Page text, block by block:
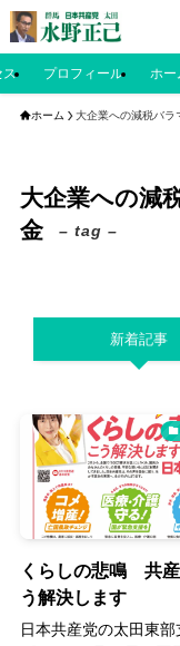
ス プロフィール ホー
ホーム 大企業への減税バラ
大企業への減
金
– tag –
新着記事
くらしの悲鳴 共産
う解決します
日本共産党の太田東部